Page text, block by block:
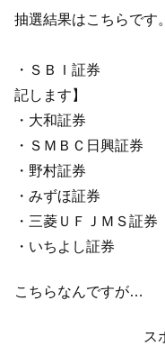
抽選結果はこちらです。
・ＳＢＩ証券 補
記します】
・大和証券 申
・ＳＭＢＣ日興証
・野村証券 申
・みずほ証券
・三菱ＵＦＪＭＳ証
・いちよし証券
こちらなんですが…
ス